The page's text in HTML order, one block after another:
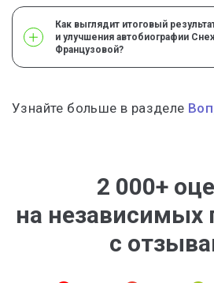
Как выглядит итоговый
и улучшения автобиографии
Французовой?
Узнайте больше в разделе
2 000+
на независимых
с